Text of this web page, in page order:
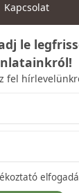
Kapcsolat
le
fel